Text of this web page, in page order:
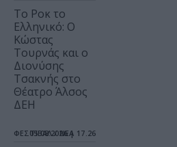
Το Ροκ το
Ελληνικό: Ο
Κώστας
Τουρνάς και ο
Διονύσης
Τσακνής στο
Θέατρο Άλσος
ΔΕΗ
ΦΕΣΤΙΒΑΛ / ΝΕΑ
05.08.2026 | 17.26